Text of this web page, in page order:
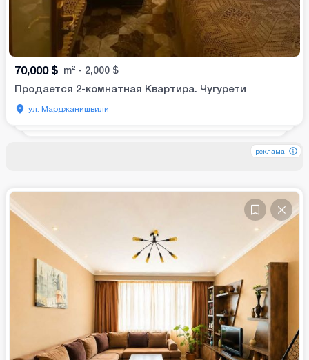
70,000 $ m² - 2,000 $
Продается 2-комнатная Квартира. Чугурети
ул. Марджанишвили
реклама
реклама
реклама